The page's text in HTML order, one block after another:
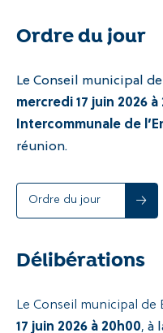
Ordre du jour
Le Conseil municipal
mercredi 17 juin 2026
Intercommunale de
réunion.
Ordre du jour
Délibérations
Le Conseil municipal de
17 juin 2026 à 20h00, à